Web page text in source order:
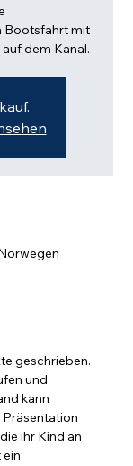
Bootsfahrt mit
dem Kanal.
geschrieben.
und
kann
Präsentation
ihr Kind an